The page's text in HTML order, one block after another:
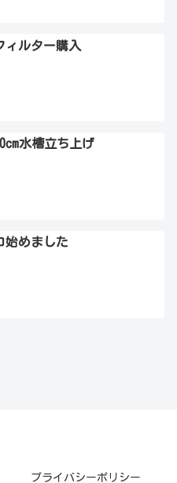
ィルター購入
水槽立ち上げ
始めました
プライバシーポリシー